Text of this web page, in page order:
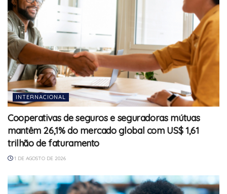
INTERNACIONAL
Cooperativas de seguros e seguradoras mútuas
mantêm 26,1% do mercado global com US$ 1,61
trilhão de faturamento
1 DE AGOSTO DE 2026